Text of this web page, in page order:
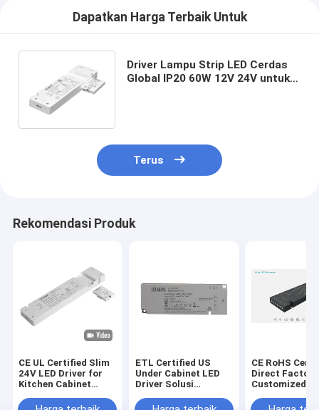
Dapatkan Harga Terbaik Untuk
Driver Lampu Strip LED Cerdas
Global IP20 60W 12V 24V untuk
Terus
Rekomendasi Produk
CE UL Certified Slim
24V LED Driver for
Kitchen Cabinet
80W/90W/150W/200W
ETL Certified US
Under Cabinet LED
Driver Solusi
langsung pabrik 30W
CE RoHS
Direct Factory
Customized
Cabinet LED